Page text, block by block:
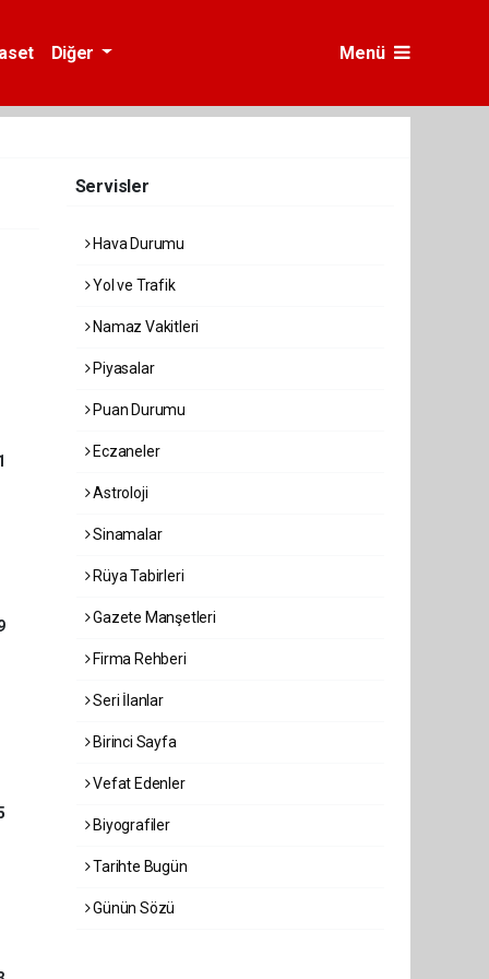
Diğer Menü
Servisler
Hava Durumu
Yol ve Trafik
Namaz Vakitleri
Piyasalar
Puan Durumu
Eczaneler
Astroloji
Sinamalar
Rüya Tabirleri
Gazete Manşetleri
Firma Rehberi
Seri İlanlar
Birinci Sayfa
Vefat Edenler
Biyografiler
Tarihte Bugün
Günün Sözü